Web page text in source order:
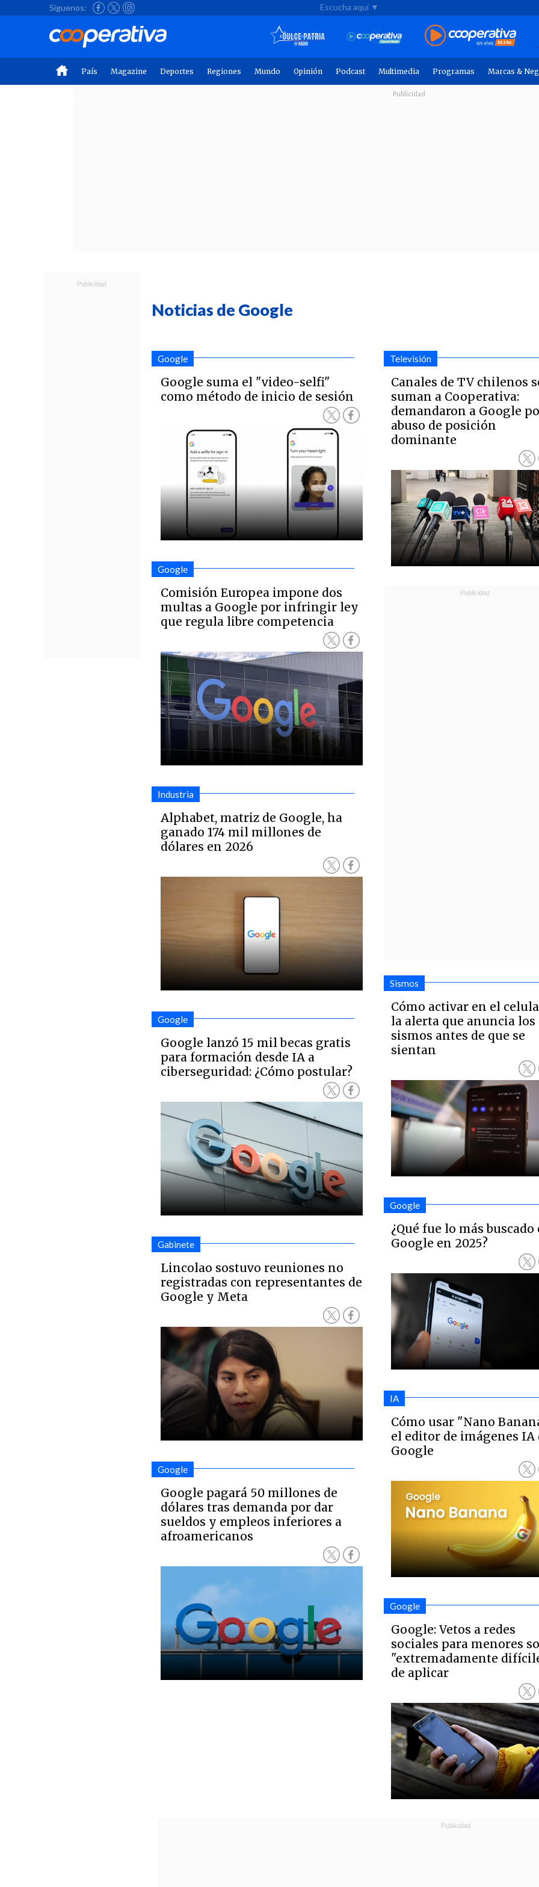
Síguenos: Escucha aquí ▼
País Magazine Deportes Regiones Mundo Opinión Podcast Multimedia Programas Marcas &
Noticias de Google
Google
Google suma el "video-selfi"
como método de inicio de sesión
Google
Comisión Europea impone dos
multas a Google por infringir ley
que regula libre competencia
Industria
Alphabet, matriz de Google, ha
ganado 174 mil millones de
dólares en 2026
Google
Google lanzó 15 mil becas gratis
para formación desde IA a
ciberseguridad: ¿Cómo postular?
Gabinete
Lincolao sostuvo reuniones no
registradas con representantes de
Google y Meta
Google
Google pagará 50 millones de
dólares tras demanda por dar
sueldos y empleos inferiores a
afroamericanos
Televisión
Canales de TV chilenos
suman a Cooperativa:
demandaron a Google
abuso de posición
dominante
Sismos
Cómo activar en el
la alerta que anuncia los
sismos antes de que se
sientan
Google
¿Qué fue lo más buscado
Google en 2025?
IA
Cómo usar "Nano
el editor de imágenes IA
Google
Google
Google: Vetos a redes
sociales para menores
"extremadamente
de aplicar